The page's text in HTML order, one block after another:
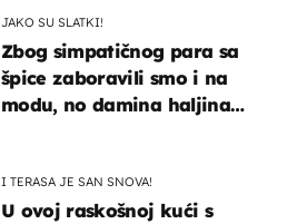
JAKO SU SLATKI!
Zbog simpatičnog para sa
špice zaboravili smo i na
modu, no damina haljina
I TERASA JE SAN SNOVA!
U ovoj raskošnoj kući s